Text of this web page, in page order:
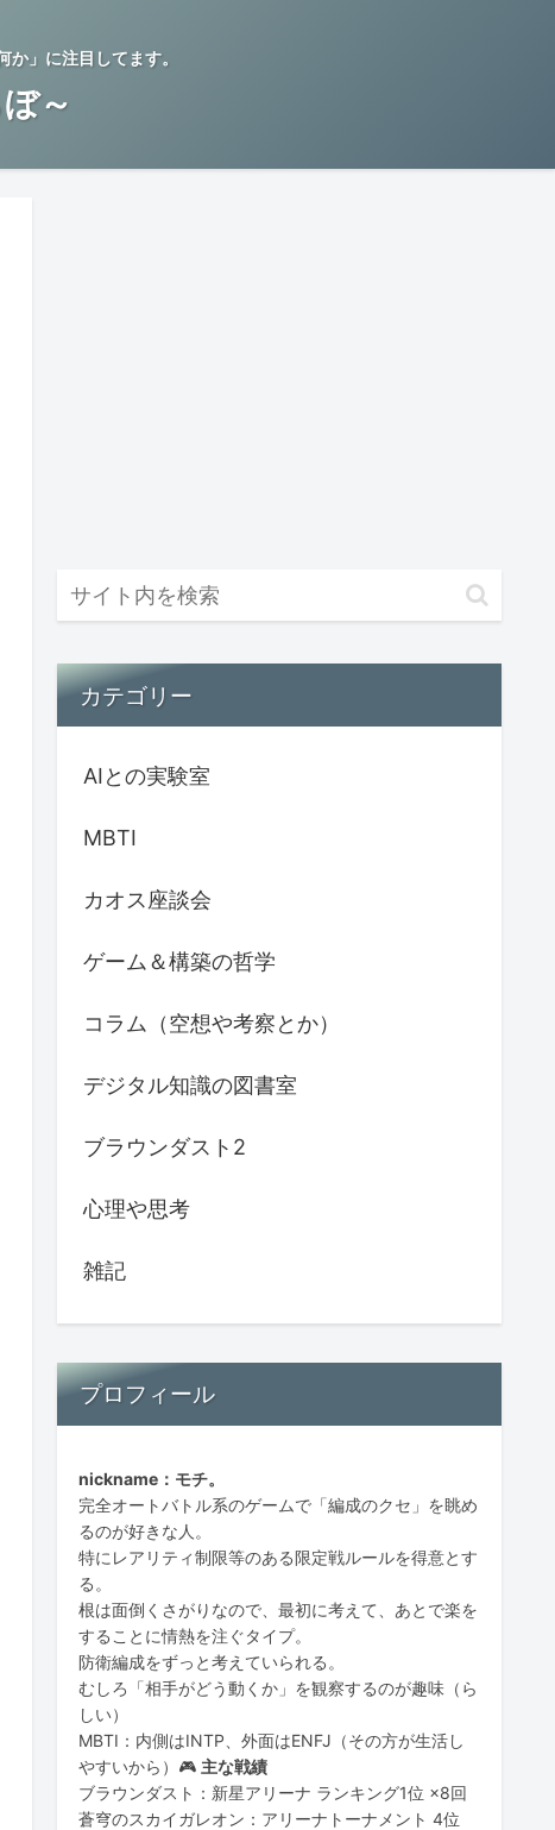
」に注目してます。
～
カテゴリー
AIとの実験室
MBTI
カオス座談会
ゲーム＆構築の哲学
コラム（空想や考察とか）
デジタル知識の図書室
ブラウンダスト2
心理や思考
雑記
プロフィール
nickname：モチ。
完全オートバトル系のゲームで「編成のクセ」を眺め
るのが好きな人。
特にレアリティ制限等のある限定戦ルールを得意とす
る。
根は面倒くさがりなので、最初に考えて、あとで楽を
することに情熱を注ぐタイプ。
防衛編成をずっと考えていられる。
むしろ「相手がどう動くか」を観察するのが趣味（ら
しい）
MBTI：内側はINTP、外面はENFJ（その方が生活し
やすいから）🎮 主な戦績
ブラウンダスト：新星アリーナ ランキング1位 ×8回
蒼穹のスカイガレオン：アリーナトーナメント 4位